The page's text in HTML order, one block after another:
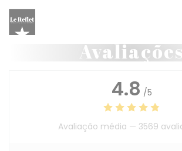
Painel de Gerenciamento de Cookies
4.8 /5
Avaliação média — 3569